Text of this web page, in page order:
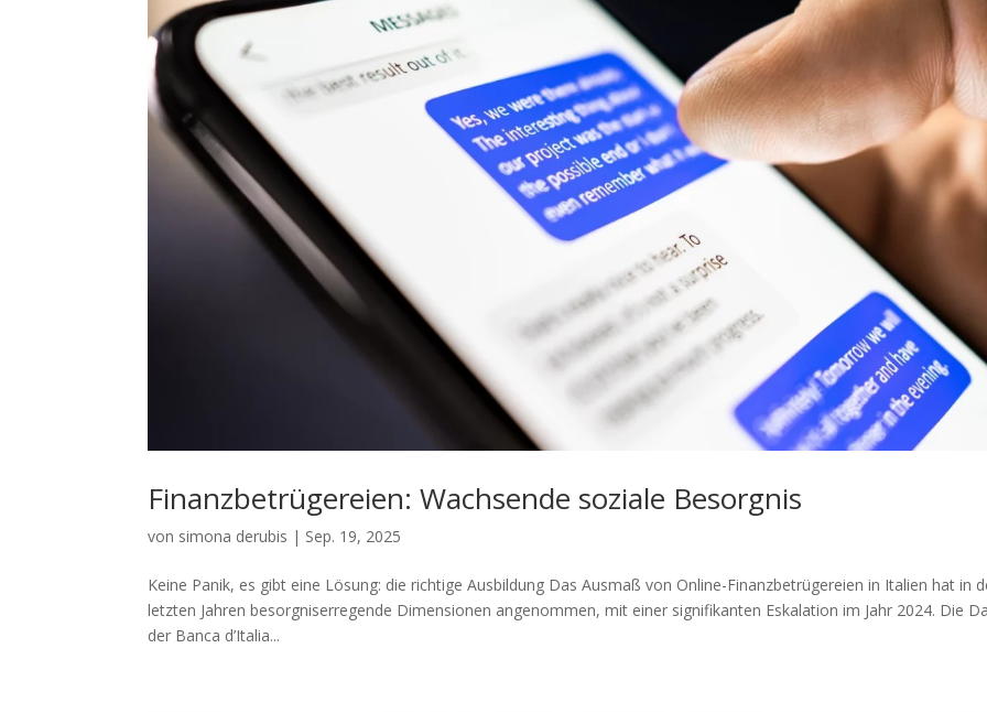
Finanzbetrügereien: Wachsende soziale Besorgnis
von simona derubis | Sep. 19, 2025
Keine Panik, es gibt eine Lösung: die richtige Ausbildung Das Ausmaß von Online-Finanzbetrügereien in Italien hat in
letzten Jahren besorgniserregende Dimensionen angenommen, mit einer signifikanten Eskalation im Jahr 2024. Die
der Banca d’Italia...